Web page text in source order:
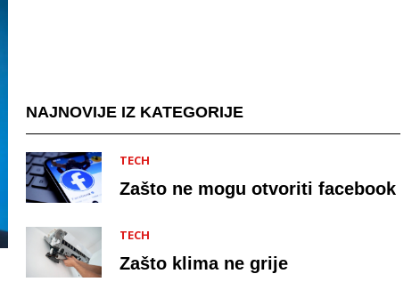
NAJNOVIJE IZ KATEGORIJE
TECH
Zašto ne mogu otvoriti facebook
TECH
Zašto klima ne grije